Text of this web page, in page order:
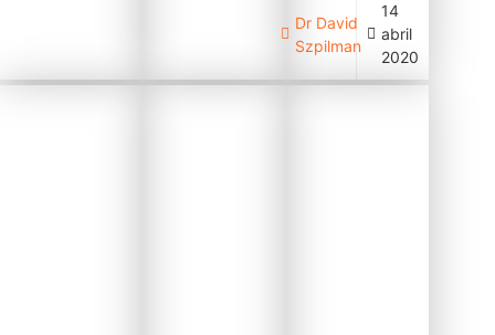
complexidade
Dr David
Szpilman
14
abril
2020